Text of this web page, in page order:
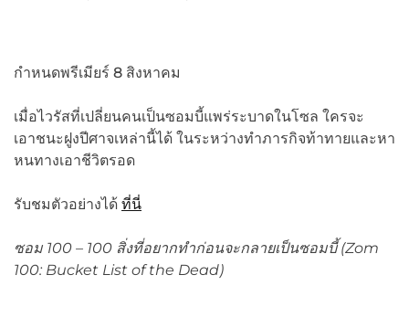
กำหนดพรีเมียร์ 8 สิงหาคม
เมื่อไวรัสที่เปลี่ยนคนเป็นซอมบี้แพร่ระบาดในโซล ใครจะ
เอาชนะฝูงปีศาจเหล่านี้ได้ ในระหว่างทำภารกิจท้าทายและหา
หนทางเอาชีวิตรอด
รับชมตัวอย่างได้ ที่นี่
ซอม 100 – 100 สิ่งที่อยากทำก่อนจะกลายเป็นซอมบี้ (Zom
100: Bucket List of the Dead)